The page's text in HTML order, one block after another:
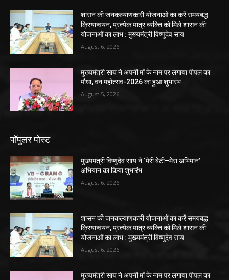
शासन की जनकल्याणकारी योजनाओं का करें समयबद्ध
क्रियान्वयन, प्रत्येक पात्र व्यक्ति को मिले शासन की
योजनाओं का लाभ : मुख्यमंत्री विष्णुदेव साय
August 6, 2026
मुख्यमंत्री साय ने अपनी माँ के नाम पर लगाया पीपल का
पौधा, वन महोत्सव-2026 का हुआ शुभारंभ
August 5, 2026
पॉपुलर पोस्ट
मुख्यमंत्री विष्णुदेव साय ने ‘मेरी बेटी–मेरा अभिमान’
अभियान का किया शुभारंभ
August 6, 2026
शासन की जनकल्याणकारी योजनाओं का करें समयबद्ध
क्रियान्वयन, प्रत्येक पात्र व्यक्ति को मिले शासन की
योजनाओं का लाभ : मुख्यमंत्री विष्णुदेव साय
August 6, 2026
मुख्यमंत्री साय ने अपनी माँ के नाम पर लगाया पीपल का